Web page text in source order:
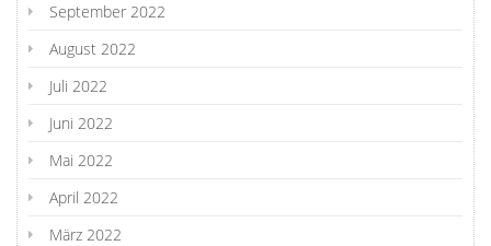
September 2022
August 2022
Juli 2022
Juni 2022
Mai 2022
April 2022
März 2022